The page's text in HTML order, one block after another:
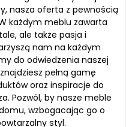
nasza oferta z pewnością
każdym meblu zawarta
ale także pasja i
nam na każdym
do odwiedzenia naszej
pełną gamę
oraz inspiracje do
Pozwól, by nasze meble
wzbogacając go o
styl.